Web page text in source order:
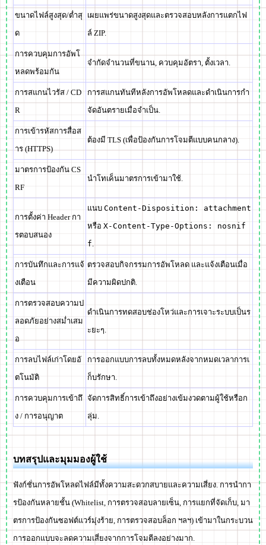
ขนาดไฟล์สูงสุด/ต่ำสุ
ด
เผยแพร่ขนาดสูงสุดและตรวจสอบหลังการแตกไฟ
ล์ ZIP.
การควบคุมการอัพโ
หลดพร้อมกัน
จำกัดจำนวนที่ขนาน, ควบคุมอัตรา, ตั้งเวลา.
การสแกนไวรัส / CD
R
การสแกนทันทีหลังการอัพโหลดและดำเนินการกำ
จัดอันตรายเมื่อจำเป็น.
การเข้ารหัสการสื่อส
าร (HTTPS)
ต้องมี TLS (เพื่อป้องกันการโจมตีแบบคนกลาง).
มาตรการป้องกัน CS
RF
นำโทเค็นมาตรการเข้ามาใช้.
การตั้งค่า Header กา
รตอบสนอง
แนบ Content-Disposition: attachment
หรือ X-Content-Type-Options: nosnif
f.
การบันทึกและการแจ้
งเตือน
ตรวจสอบกิจกรรมการอัพโหลด และแจ้งเตือนเมื่อ
มีความผิดปกติ.
การตรวจสอบความป
ลอดภัยอย่างสม่ำเสม
อ
ดำเนินการทดสอบช่องโหว่และการเจาะระบบเป็นร
ะยะๆ.
การลบไฟล์เก่าโดยอั
ตโนมัติ
การออกแบบการลบทั้งหมดหลังจากหมดเวลาการเ
ก็บรักษา.
การควบคุมการเข้าถึ
ง / การอนุญาต
จัดการสิทธิ์การเข้าถึงอย่างเข้มงวดตามผู้ใช้หรือก
ลุ่ม.
บทสรุปและมุมมองผู้ใช้
ฟังก์ชั่นการอัพโหลดไฟล์มีทั้งความสะดวกสบายและความเสี่ยง. การนำกา
รป้องกันหลายชั้น (Whitelist, การตรวจสอบลายเซ็น, การแยกที่จัดเก็บ, มา
ตรการป้องกันซอฟต์แวร์มุ่งร้าย, การตรวจสอบล็อก ฯลฯ) เข้ามาในกระบวน
การออกแบบจะลดความเสี่ยงจากการโจมตีลงอย่างมาก.